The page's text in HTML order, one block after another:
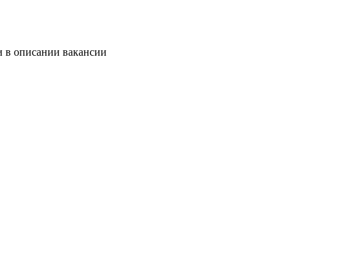
в описании вакансии